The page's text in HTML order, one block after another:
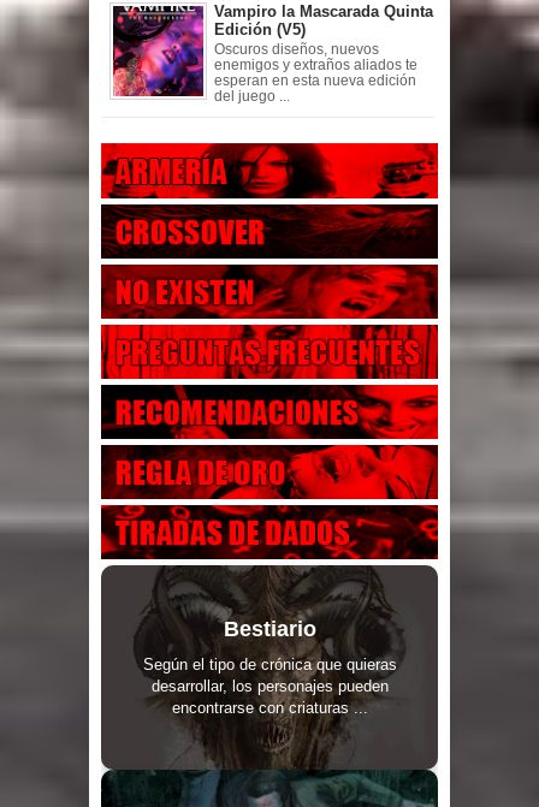
Vampiro la Mascarada Quinta
Edición (V5)
Oscuros diseños, nuevos
enemigos y extraños aliados te
esperan en esta nueva edición
del juego ...
Bestiario
Según el tipo de crónica que quieras
desarrollar, los personajes pueden
encontrarse con criaturas ...